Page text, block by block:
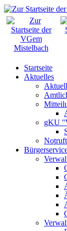
Startseite
Aktuelles
gKU